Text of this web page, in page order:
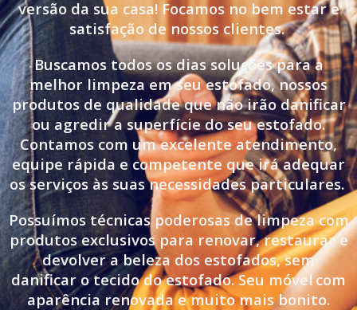
versão da sua casa! Focamos no bem estar e
satisfação de nossos clientes.
Buscamos todos os dias soluções para a
melhor limpeza em seu estofado, nossos
produtos de qualidade que não irão danificar
ou agredir a superfície do seu estofado.
Contamos com um excelente atendimento,
equipe rápida e competente que irá adequar
os serviços às suas necessidades particulares.
Possuímos técnicas poderosas de limpeza com
produtos exclusivos para renovar, restaurar e
devolver a beleza dos estofados, sem
danificar o tecido do estofado. Seu móvelcom
aparência renovada e muito mais bonito.